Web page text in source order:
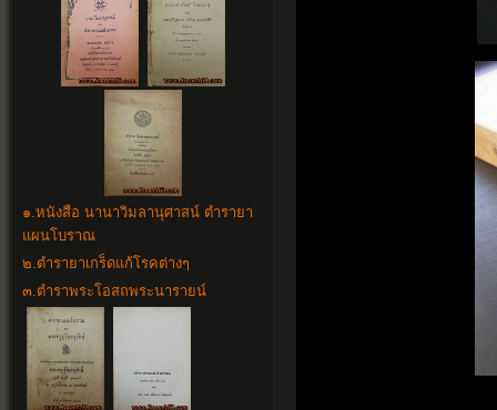
๑.หนังสือ นานาวิมลานุศาสน์ ตำรายา
แผนโบราณ
๒.ตำรายาเกร็ดแก้โรคต่างๆ
๓.ตำราพระโอสถพระนารายน์